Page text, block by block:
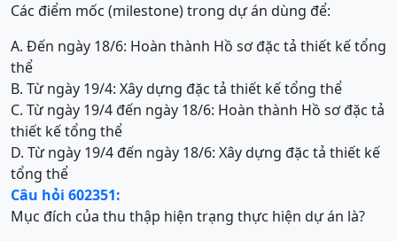
Các điểm mốc (milestone) trong dự án dùng để:
A. Đến ngày 18/6: Hoàn thành Hồ sơ đặc tả thiết kế tổng
thể
B. Từ ngày 19/4: Xây dựng đặc tả thiết kế tổng thể
C. Từ ngày 19/4 đến ngày 18/6: Hoàn thành Hồ sơ đặc tả
thiết kế tổng thể
D. Từ ngày 19/4 đến ngày 18/6: Xây dựng đặc tả thiết kế
tổng thể
Câu hỏi 602351:
Mục đích của thu thập hiện trạng thực hiện dự án là?